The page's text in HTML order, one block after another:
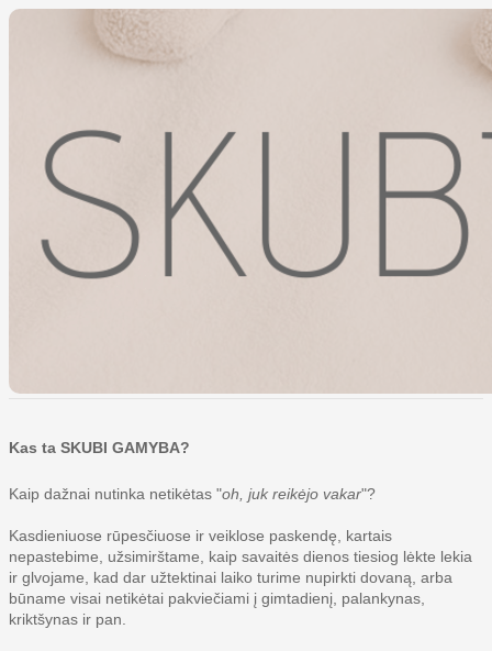
Kas ta SKUBI GAMYBA?
Kaip dažnai nutinka netikėtas "oh, juk reikėjo vakar"?
Kasdieniuose rūpesčiuose ir veiklose paskendę, kartais
nepastebime, užsimirštame, kaip savaitės dienos tiesiog lėkte lekia
ir glvojame, kad dar užtektinai laiko turime nupirkti dovaną, arba
būname visai netikėtai pakviečiami į gimtadienį, palankynas,
kriktšynas ir pan.